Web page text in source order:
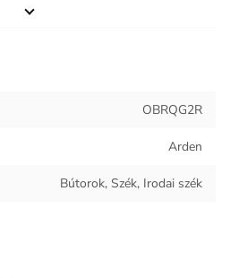
Műanyag
Szövet
OBRQG2R
Arden
Bútorok, Szék, Irodai szék